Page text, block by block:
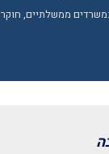
ממשלתיים,